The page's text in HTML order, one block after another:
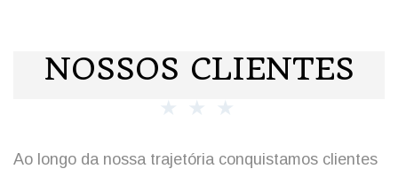
NOSSOS CLIENTES
Ao longo da nossa trajetória conquistamos clientes